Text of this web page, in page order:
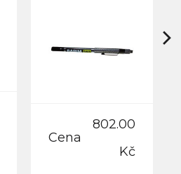
Cena
802.00
Kč